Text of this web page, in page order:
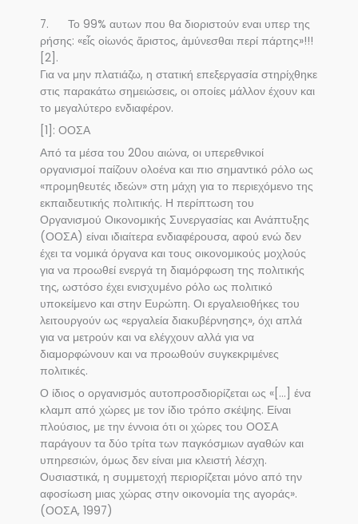
7. Το 99% αυτων που θα διοριστούν εναι υπερ της
ρήσης: «εἷς οἰωνός ἄριστος, ἀμύνεσθαι περί πάρτης»!!!
[2].
Για να μην πλατιάζω, η στατική επεξεργασία στηρίχθηκε
στις παρακάτω σημειώσεις, οι οποίες μάλλον έχουν και
το μεγαλύτερο ενδιαφέρον.
[1]: ΟΟΣΑ
Από τα μέσα του 20ου αιώνα, οι υπερεθνικοί
οργανισμοί παίζουν ολοένα και πιο σημαντικό ρόλο ως
«προμηθευτές ιδεών» στη μάχη για το περιεχόμενο της
εκπαιδευτικής πολιτικής. Η περίπτωση του
Οργανισμού Οικονομικής Συνεργασίας και Ανάπτυξης
(ΟΟΣΑ) είναι ιδιαίτερα ενδιαφέρουσα, αφού ενώ δεν
έχει τα νομικά όργανα και τους οικονομικούς μοχλούς
για να προωθεί ενεργά τη διαμόρφωση της πολιτικής
της, ωστόσο έχει ενισχυμένο ρόλο ως πολιτικό
υποκείμενο και στην Ευρώπη. Οι εργαλειοθήκες του
λειτουργούν ως «εργαλεία διακυβέρνησης», όχι απλά
για να μετρούν και να ελέγχουν αλλά για να
διαμορφώνουν και να προωθούν συγκεκριμένες
πολιτικές.
Ο ίδιος ο οργανισμός αυτοπροσδιορίζεται ως «[…] ένα
κλαμπ από χώρες με τον ίδιο τρόπο σκέψης. Είναι
πλούσιος, με την έννοια ότι οι χώρες του ΟΟΣΑ
παράγουν τα δύο τρίτα των παγκόσμιων αγαθών και
υπηρεσιών, όμως δεν είναι μια κλειστή λέσχη.
Ουσιαστικά, η συμμετοχή περιορίζεται μόνο από την
αφοσίωση μιας χώρας στην οικονομία της αγοράς».
(ΟΟΣΑ, 1997)